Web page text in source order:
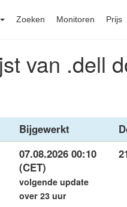
Zoeken Monitoren Prijs
van .dell
Bijgewerkt
07.08.2026 00:10
(CET)
volgende update
over 23 uur